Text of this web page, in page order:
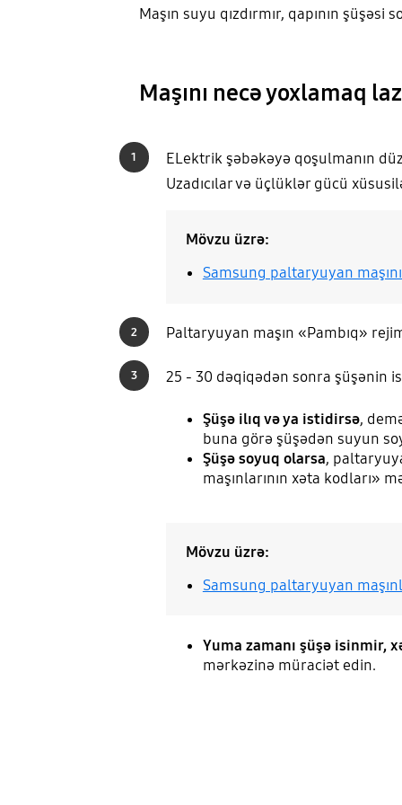
Maşın suyu qızdırmır, qapının
Maşını necə yoxlamaq
1
ELektrik şəbəkəyə qoşulmanın
Uzadıcılar və üçlüklər gücü
Mövzu üzrə:
Samsung paltaryuyan
2 Paltaryuyan maşın «Pambıq»
3 25 - 30 dəqiqədən sonra şüşənin
Şüşə ilıq və ya istidirsə,
buna görə şüşədən suyun
Şüşə soyuq olarsa,
maşınlarının xəta kodları»
Mövzu üzrə:
Samsung paltaryuyan
Yuma zamanı şüşə isinmir,
mərkəzinə müraciət edin.